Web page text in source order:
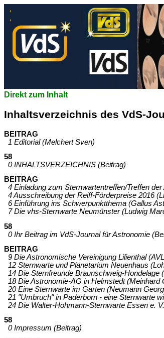
Direkt zum Inhalt
Inhaltsverzeichnis des VdS-
BEITRAG
1 Editorial (Melchert Sven)
58
0 INHALTSVERZEICHNIS (Beitrag)
BEITRAG
4 Einladung zum Sternwartentreffen/Treffen
4 Ausschreibung der Reiff-Förderpreise 2016
6 Einführung ins Schwerpunktthema (Gallus
7 Die vhs-Sternwarte Neumünster (Ludwig
58
0 Ihr Beitrag im VdS-Journal für Astronomie
BEITRAG
9 Die Astronomische Vereinigung Lilienthal
12 Sternwarte und Planetarium Neuenhaus
14 Die Sternfreunde Braunschweig-Hondelage
18 Die Astronomie-AG in Helmstedt (Meinhard
20 Eine Sternwarte im Garten (Neumann
21 "Umbruch" in Paderborn - eine Sternwarte
24 Die Walter-Hohmann-Sternwarte Essen e.
58
0 Impressum (Beitrag)